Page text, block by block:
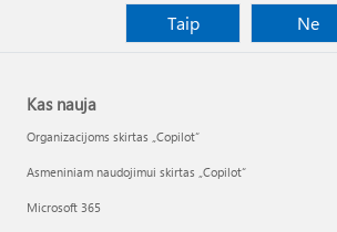
Taip
Ne
Kas nauja
Organizacijoms skirtas „Copilot“
Asmeniniam naudojimui skirtas „Copilot“
Microsoft 365